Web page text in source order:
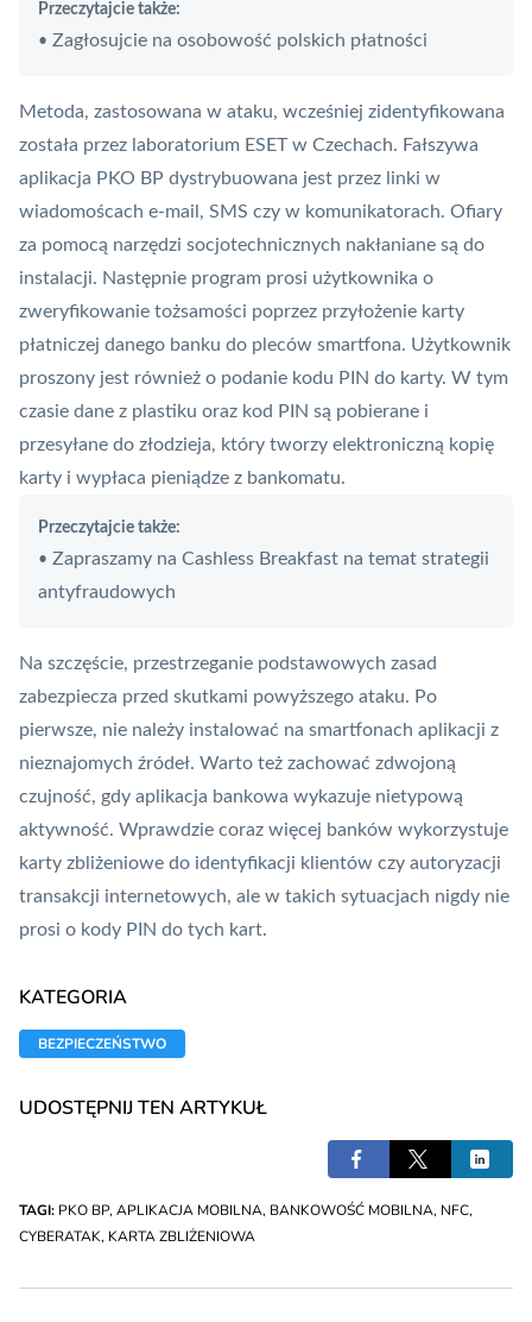
Przeczytajcie także:
• Zagłosujcie na osobowość polskich płatności
Metoda, zastosowana w ataku, wcześniej zidentyfikowana
została przez laboratorium ESET w Czechach. Fałszywa
aplikacja PKO BP dystrybuowana jest przez linki w
wiadomoścach e-mail, SMS czy w komunikatorach. Ofiary
za pomocą narzędzi socjotechnicznych nakłaniane są do
instalacji. Następnie program prosi użytkownika o
zweryfikowanie tożsamości poprzez przyłożenie karty
płatniczej danego banku do pleców smartfona. Użytkownik
proszony jest również o podanie kodu PIN do karty. W tym
czasie dane z plastiku oraz kod PIN są pobierane i
przesyłane do złodzieja, który tworzy elektroniczną kopię
karty i wypłaca pieniądze z bankomatu.
Przeczytajcie także:
• Zapraszamy na Cashless Breakfast na temat strategii
antyfraudowych
Na szczęście, przestrzeganie podstawowych zasad
zabezpiecza przed skutkami powyższego ataku. Po
pierwsze, nie należy instalować na smartfonach aplikacji z
nieznajomych źródeł. Warto też zachować zdwojoną
czujność, gdy aplikacja bankowa wykazuje nietypową
aktywność. Wprawdzie coraz więcej banków wykorzystuje
karty zbliżeniowe do identyfikacji klientów czy autoryzacji
transakcji internetowych, ale w takich sytuacjach nigdy nie
prosi o kody PIN do tych kart.
KATEGORIA
BEZPIECZEŃSTWO
UDOSTĘPNIJ TEN ARTYKUŁ
TAGI: PKO BP, APLIKACJA MOBILNA, BANKOWOŚĆ MOBILNA, NFC,
CYBERATAK, KARTA ZBLIŻENIOWA